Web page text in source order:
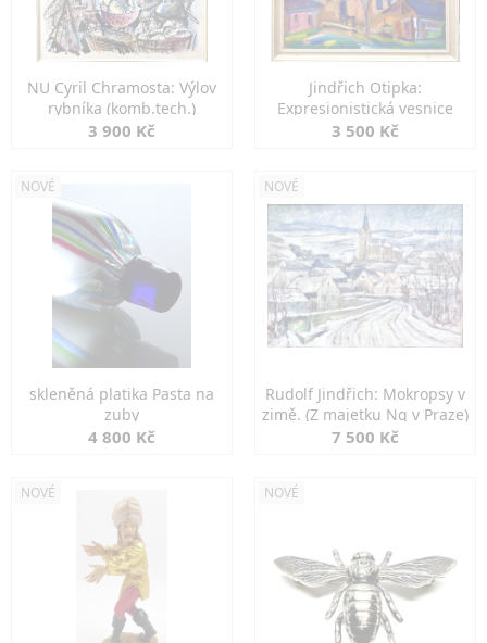
NU Cyril Chramosta: Výlov
rybníka (komb.tech.)
3 900 Kč
Jindřich Otipka:
Expresionistická vesnice
3 500 Kč
NOVÉ
skleněná platika Pasta na
zuby
4 800 Kč
NOVÉ
Rudolf Jindřich: Mokropsy v
zimě. (Z majetku Ng v Praze)
7 500 Kč
NOVÉ NOVÉ